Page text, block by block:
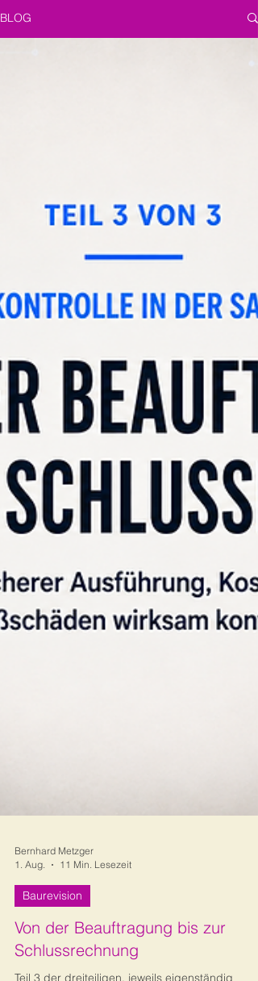
BLOG
Bernhard Metzger
1. Aug.
11 Min. Lesezeit
Baurevision
Von der Beauftragung bis zur